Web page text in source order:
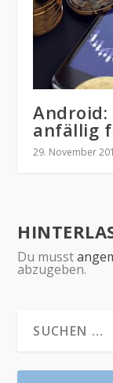
Android:
anfällig
29. November
Du musst
abzugeben.